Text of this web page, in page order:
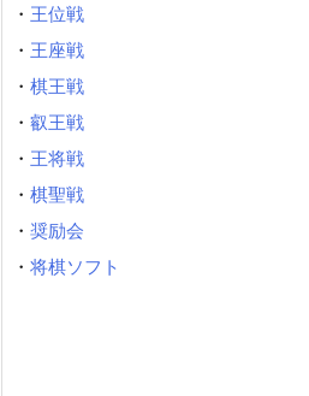
・ 王位戦
・ 王座戦
・ 棋王戦
・ 叡王戦
・ 王将戦
・ 棋聖戦
・ 奨励会
・ 将棋ソフト